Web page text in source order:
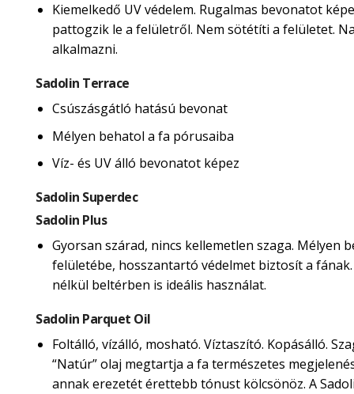
Kiemelkedő UV védelem. Rugalmas bevonatot
pattogzik le a felületről. Nem sötétíti a felületet.
alkalmazni.
Sadolin Terrace
Csúszásgátló hatású bevonat
Mélyen behatol a fa pórusaiba
Víz- és UV álló bevonatot képez
Sadolin Superdec
Sadolin Plus
Gyorsan szárad, nincs kellemetlen szaga. Mélyen
felületébe, hosszantartó védelmet biztosít a
nélkül beltérben is ideális használat.
Sadolin Parquet Oil
Foltálló, vízálló, mosható. Víztaszító. Kopásálló.
“Natúr” olaj megtartja a fa természetes
annak erezetét érettebb tónust kölcsönöz. A